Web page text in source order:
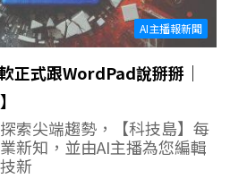
AI主播報新聞
式跟WordPad說掰掰｜
索尖端趨勢，【科技島】每
新知，並由AI主播為您編輯
新